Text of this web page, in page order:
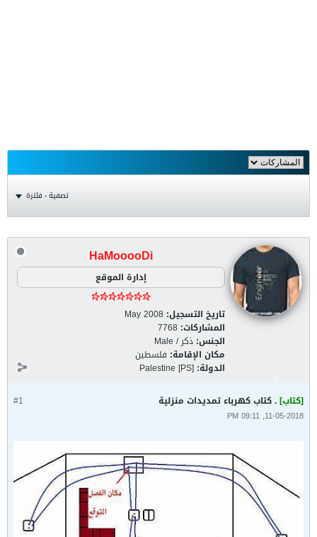
تصفية - فلترة
HaMooooDi
إدارة الموقع
تاريخ التسجيل: May 2008
المشاركات: 7768
الجنس: ذكر / Male
مكان الإقامة: فلسطين
الدولة: Palestine [PS]
#1 [كتاب]. كتاب كهرباء تمديدات منزلية
11-05-2018, 09:11 PM